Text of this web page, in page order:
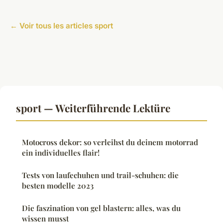
← Voir tous les articles sport
sport — Weiterführende Lektüre
Motocross dekor: so verleihst du deinem motorrad
ein individuelles flair!
Tests von laufechuhen und trail-schuhen: die
besten modelle 2023
Die faszination von gel blastern: alles, was du
wissen musst